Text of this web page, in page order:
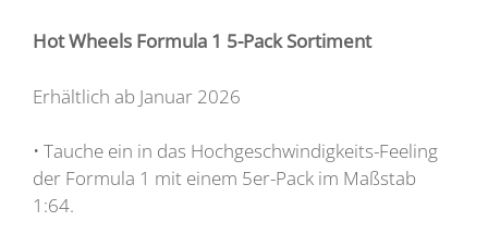
Hot Wheels Formula 1 5-Pack Sortiment
Erhältlich ab Januar 2026
• Tauche ein in das Hochgeschwindigkeits-Feeling
der Formula 1 mit einem 5er-Pack im Maßstab
1:64.